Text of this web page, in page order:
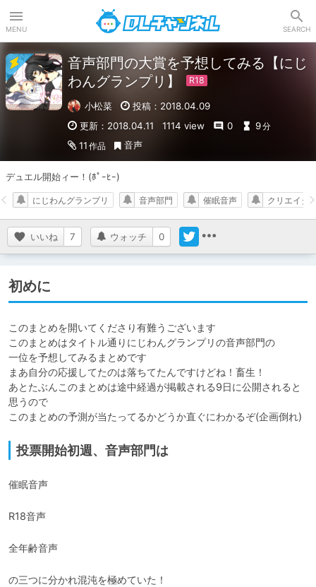
MENU SEARCH
音声部門の大賞を予想してみる【にじ
わんグランプリ】
小松菜
投稿：2018.04.09
更新：2018.04.11
1114 view 0 9分
11 作品 音声
デュエル開始ィー！(ﾎﾟｰﾋｰ)
いいね 7 ウォッチ 0
にじわんグランプリ 音声部門 催眠音声 クリエイタ
初めに
このまとめを開いてくださり有難うございます
このまとめはタイトル通りにじわんグランプリの音声部門の
一位を予想してみるまとめです
まあ自分の応援してたのは落ちてたんですけどね！畜生！
あとたぶんこのまとめは途中経過が掲載される9日に公開されると
思うので
このまとめの予測が当たってるかどうか直ぐにわかるぞ(企画倒れ)
投票開始初週、音声部門は
催眠音声
R18音声
全年齢音声
の三つに分かれ混沌を極めていた！